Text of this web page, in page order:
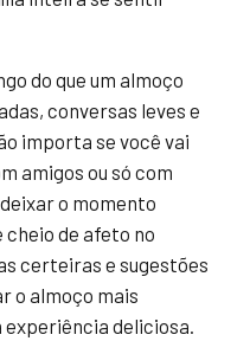
do que um almoço
conversas leves e
importa se você vai
amigos ou só com
o momento
de afeto no
certeiras e sugestões
o almoço mais
experiência deliciosa.